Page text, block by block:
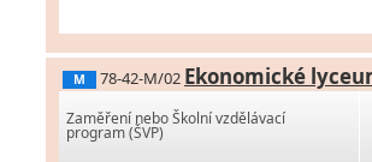
M 78-42-M/02 Ekonomické
Zaměření nebo Školní vzdělávací
program (ŠVP)